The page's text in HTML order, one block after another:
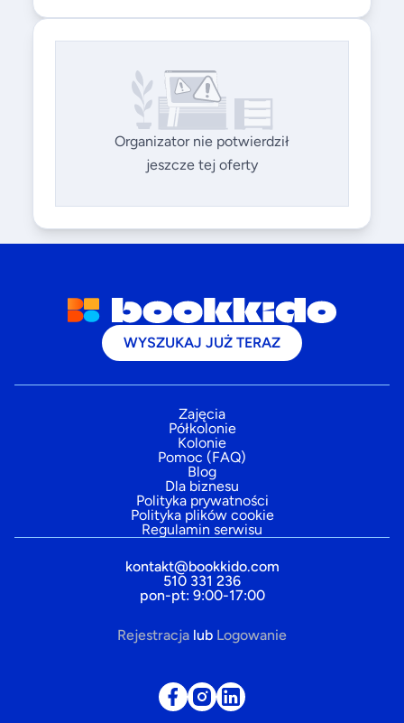
Organizator nie potwierdził
jeszcze tej oferty
WYSZUKAJ JUŻ TERAZ
Zajęcia
Półkolonie
Kolonie
Pomoc (FAQ)
Blog
Dla biznesu
Polityka prywatności
Polityka plików cookie
Regulamin serwisu
kontakt@bookkido.com
510 331 236
pon-pt: 9:00-17:00
Rejestracja lub Logowanie